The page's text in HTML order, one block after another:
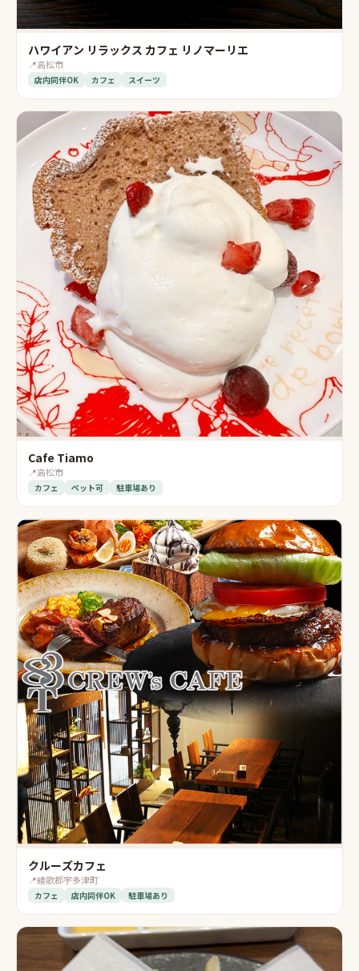
ハワイアン リラックス カフェ リノマーリエ
📍高松市
店内同伴OK カフェ スイーツ
Cafe Tiamo
📍高松市
カフェ ペット可 駐車場あり
クルーズカフェ
📍綾歌郡宇多津町
カフェ 店内同伴OK 駐車場あり